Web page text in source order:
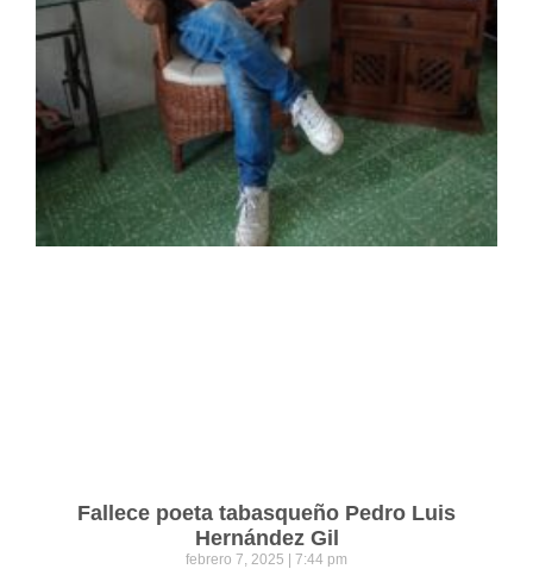
Fallece poeta tabasqueño Pedro Luis
Hernández Gil
febrero 7, 2025 7:44 pm